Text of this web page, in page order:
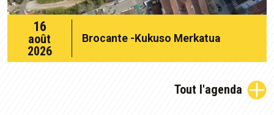
16
août
2026
16
août
Brocante -Kukuso Merkatua
Tout l'agenda